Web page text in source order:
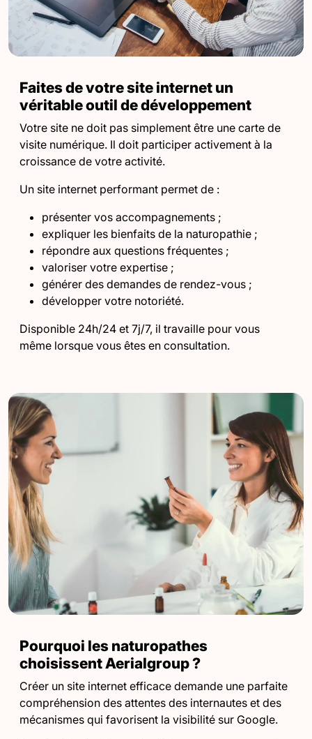
Faites de votre site internet un
véritable outil de développement
Votre site ne doit pas simplement être une carte de
visite numérique. Il doit participer activement à la
croissance de votre activité.
Un site internet performant permet de :
présenter vos accompagnements ;
expliquer les bienfaits de la naturopathie ;
répondre aux questions fréquentes ;
valoriser votre expertise ;
générer des demandes de rendez-vous ;
développer votre notoriété.
Disponible 24h/24 et 7j/7, il travaille pour vous
même lorsque vous êtes en consultation.
Pourquoi les naturopathes
choisissent Aerialgroup ?
Créer un site internet efficace demande une parfaite
compréhension des attentes des internautes et des
mécanismes qui favorisent la visibilité sur Google.